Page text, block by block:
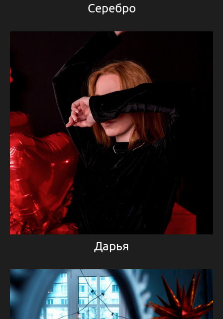
Серебро
Дарья